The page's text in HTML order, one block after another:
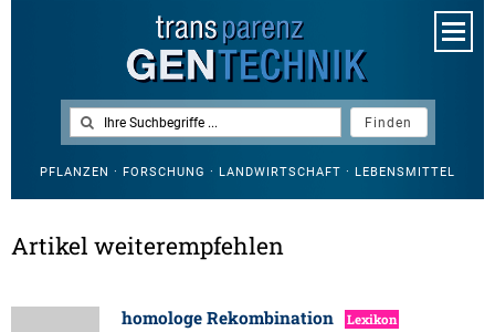
PFLANZEN · FORSCHUNG · LANDWIRTSCHAFT · LEBENSMITTEL
Artikel weiterempfehlen
homologe Rekombination Lexikon